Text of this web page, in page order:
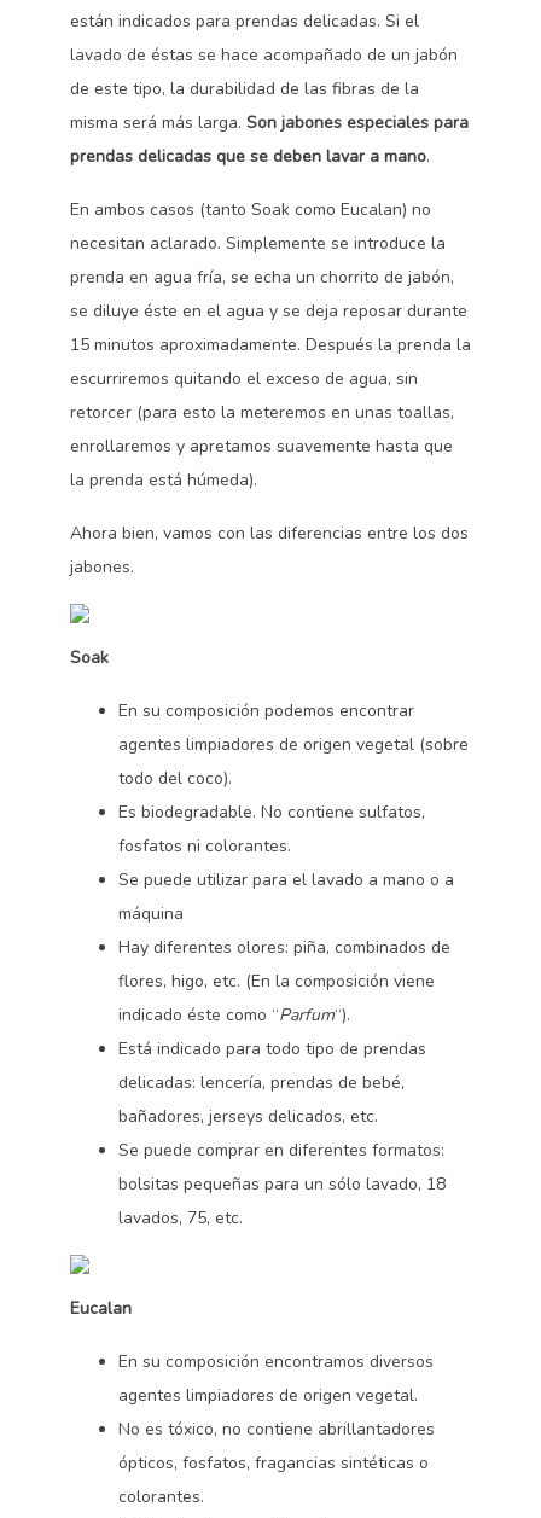
están indicados para prendas delicadas. Si el
lavado de éstas se hace acompañado de un jabón
de este tipo, la durabilidad de las fibras de la
misma será más larga. Son jabones especiales para
prendas delicadas que se deben lavar a mano.
En ambos casos (tanto Soak como Eucalan) no
necesitan aclarado. Simplemente se introduce la
prenda en agua fría, se echa un chorrito de jabón,
se diluye éste en el agua y se deja reposar durante
15 minutos aproximadamente. Después la prenda la
escurriremos quitando el exceso de agua, sin
retorcer (para esto la meteremos en unas toallas,
enrollaremos y apretamos suavemente hasta que
la prenda está húmeda).
Ahora bien, vamos con las diferencias entre los dos
jabones.
Soak
En su composición podemos encontrar
agentes limpiadores de origen vegetal (sobre
todo del coco).
Es biodegradable. No contiene sulfatos,
fosfatos ni colorantes.
Se puede utilizar para el lavado a mano o a
máquina
Hay diferentes olores: piña, combinados de
flores, higo, etc. (En la composición viene
indicado éste como “Parfum“).
Está indicado para todo tipo de prendas
delicadas: lencería, prendas de bebé,
bañadores, jerseys delicados, etc.
Se puede comprar en diferentes formatos:
bolsitas pequeñas para un sólo lavado, 18
lavados, 75, etc.
Eucalan
En su composición encontramos diversos
agentes limpiadores de origen vegetal.
No es tóxico, no contiene abrillantadores
ópticos, fosfatos, fragancias sintéticas o
colorantes.